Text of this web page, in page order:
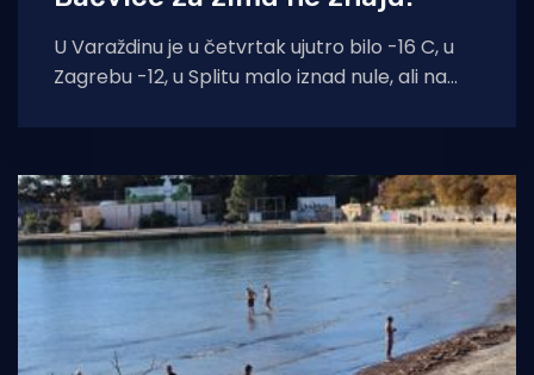
U Varaždinu je u četvrtak ujutro bilo -16 C, u
Zagrebu -12, u Splitu malo iznad nule, ali na